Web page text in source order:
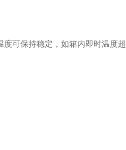
度可保持稳定，如箱内即时温度